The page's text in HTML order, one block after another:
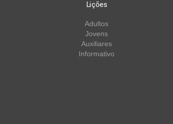
Lições
Adultos
Jovens
Auxiliares
Informativo